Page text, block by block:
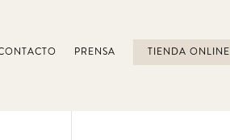
PRENSA TIENDA ONLINE